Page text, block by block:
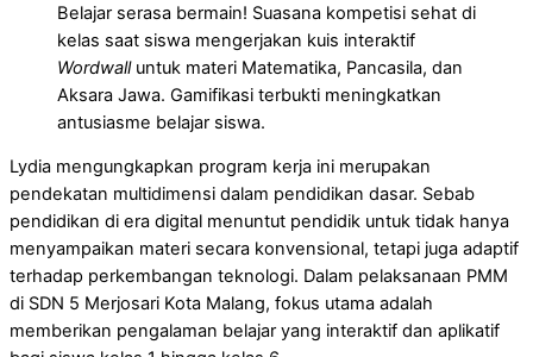
Belajar serasa bermain! Suasana kompetisi sehat di
kelas saat siswa mengerjakan kuis interaktif
Wordwall untuk materi Matematika, Pancasila, dan
Aksara Jawa. Gamifikasi terbukti meningkatkan
antusiasme belajar siswa.
Lydia mengungkapkan program kerja ini merupakan
pendekatan multidimensi dalam pendidikan dasar. Sebab
pendidikan di era digital menuntut pendidik untuk tidak hanya
menyampaikan materi secara konvensional, tetapi juga adaptif
terhadap perkembangan teknologi. Dalam pelaksanaan PMM
di SDN 5 Merjosari Kota Malang, fokus utama adalah
memberikan pengalaman belajar yang interaktif dan aplikatif